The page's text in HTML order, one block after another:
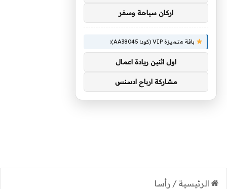
الرئيسية / رأسا
اركان سياحة وسفر
باقة متميزة VIP (كود: AA38045):
اول اثنين ريادة اعمال
مشاركة ارباح ادسنس